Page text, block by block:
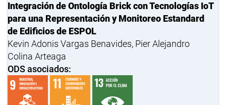
Integración de Ontología Brick con Tecnologías IoT
para una Representación y Monitoreo Estandard
de Edificios de ESPOL
Kevin Adonis Vargas Benavides, Pier Alejandro
Colina Arteaga
ODS asociados: